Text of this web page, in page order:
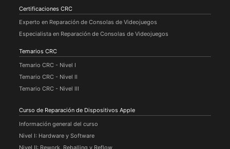
Certificaciones CRC
Experto en Reparación de Consolas de Videojuegos
Especialista en Reparación de Consolas de Videojuegos
Temarios CRC
Temario CRC - Nivel I
Temario CRC - Nivel II
Temario CRC - Nivel III
Curso de Reparación de Dispositivos Apple
Información general del curso
Nivel I: Hardware y Software
Nivel II: Rework, Reballing y Reflow